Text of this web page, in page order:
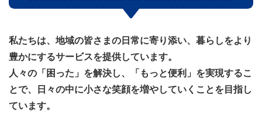
私たちは、地域の皆さまの日常に寄り添い、暮らしをより
豊かにするサービスを提供しています。
人々の「困った」を解決し、「もっと便利」を実現するこ
とで、日々の中に小さな笑顔を増やしていくことを目指し
ています。